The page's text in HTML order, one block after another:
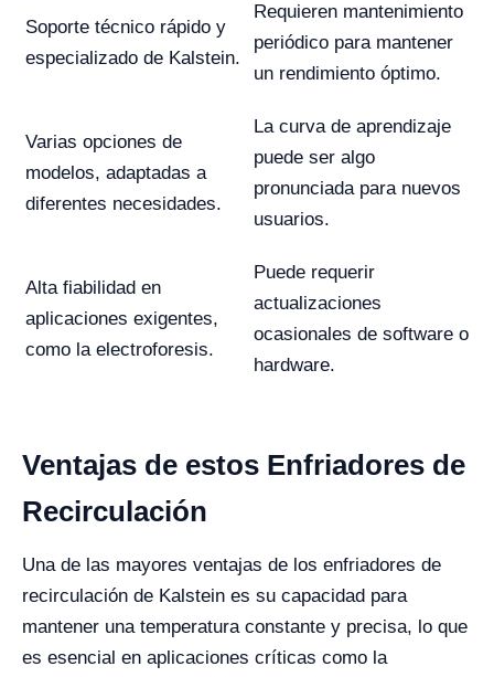
Soporte técnico rápido y
especializado de Kalstein.
Requieren mantenimiento
periódico para mantener
un rendimiento óptimo.
Varias opciones de
modelos, adaptadas a
diferentes necesidades.
La curva de aprendizaje
puede ser algo
pronunciada para nuevos
usuarios.
Alta fiabilidad en
aplicaciones exigentes,
como la electroforesis.
Puede requerir
actualizaciones
ocasionales de software o
hardware.
Ventajas de estos Enfriadores de
Recirculación
Una de las mayores ventajas de los enfriadores de
recirculación de Kalstein es su capacidad para
mantener una temperatura constante y precisa, lo que
es esencial en aplicaciones críticas como la